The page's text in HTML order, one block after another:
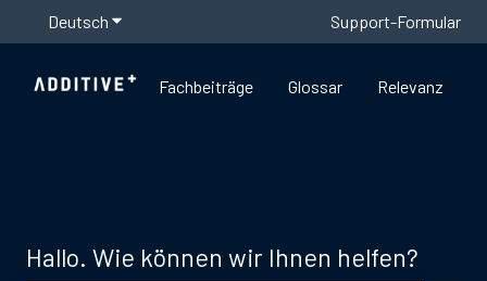
Deutsch Untermenü für Übersetzungen anzeigenSupport-Formular
Fachbeiträge Glossar Relevanz
Hallo. Wie können wir Ihnen helfen?